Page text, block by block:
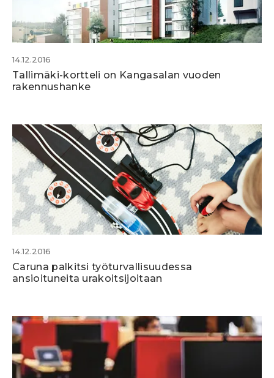
14.12.2016
Tallimäki-kortteli on Kangasalan vuoden
rakennushanke
14.12.2016
Caruna palkitsi työturvallisuudessa
ansioituneita urakoitsijoitaan